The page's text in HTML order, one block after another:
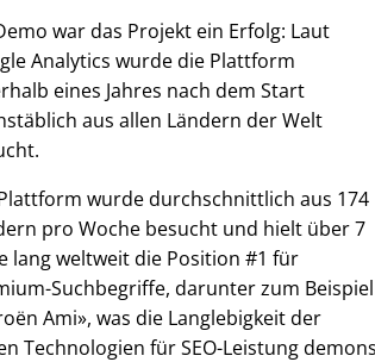
war das Projekt ein Erfolg: Laut
Analytics wurde die Plattform
eines Jahres nach dem Start
aus allen Ländern der Welt
wurde durchschnittlich aus 174
pro Woche besucht und hielt über 7
lang weltweit die Position #1 für
Suchbegriffe, darunter zum Beispiel
Ami , was die Langlebigkeit der
Technologien für SEO-Leistung